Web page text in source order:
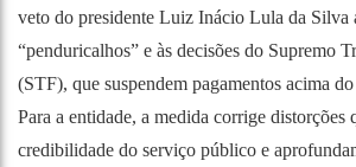
veto do presidente Luiz Inácio Lula da Silva
“penduricalhos” e às decisões do Supremo
(STF), que suspendem pagamentos acima
Para a entidade, a medida corrige distorções
credibilidade do serviço público e